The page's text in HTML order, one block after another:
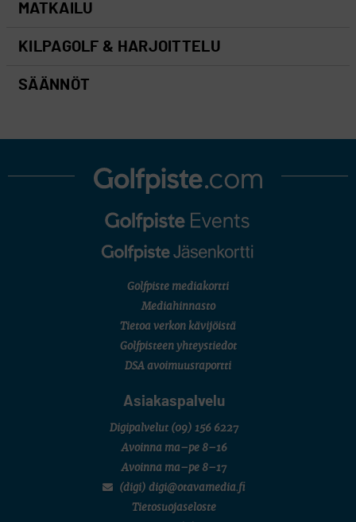
MATKAILU
KILPAGOLF & HARJOITTELU
SÄÄNNÖT
Golfpiste mediakortti
Mediahinnasto
Tietoa verkon kävijöistä
Golfpisteen yhteystiedot
DSA avoimuusraportti
Asiakaspalvelu
Digipalvelut (09) 156 6227
Avoinna ma–pe 8–16
Avoinna ma–pe 8–17
(digi) digi@otavamedia.fi
Tietosuojaseloste